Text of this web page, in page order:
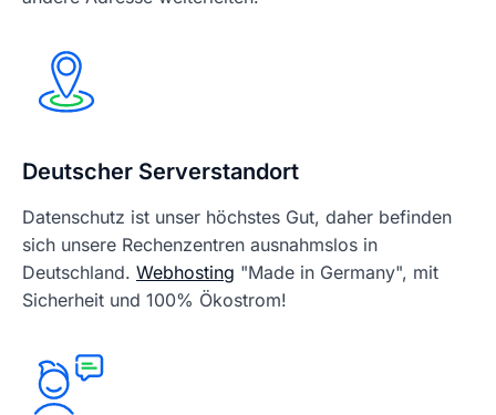
Deutscher Serverstandort
Datenschutz ist unser höchstes Gut, daher befinden
sich unsere Rechenzentren ausnahmslos in
Deutschland. Webhosting "Made in Germany", mit
Sicherheit und 100% Ökostrom!